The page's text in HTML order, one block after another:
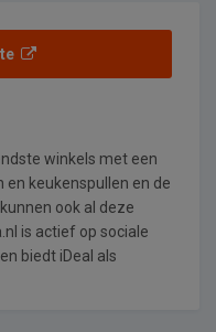
winkels met een
en keukenspullen en de
ook al deze
is actief op sociale
biedt iDeal als